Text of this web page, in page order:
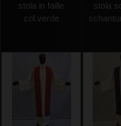
stola in faille
col.verde
stola